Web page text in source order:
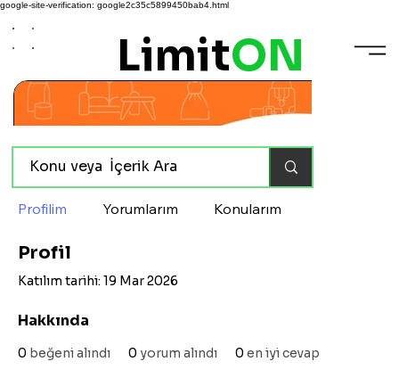
google-site-verification: google2c35c5899450bab4.html
LimitON
Profilim Yorumlarım Konularım
Profil
Katılım tarihi: 19 Mar 2026
Hakkında
0 beğeni alındı 0 yorum alındı 0 en iyi cevap